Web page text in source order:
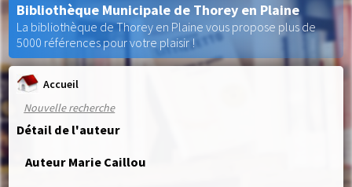
Accueil
Nouvelle recherche
Détail de l'auteur
Auteur Marie Caillou
Bibliothèque Municipale de Thorey en Plaine
La bibliothèque de Thorey en Plaine vous propose plus de
5000 références pour votre plaisir !